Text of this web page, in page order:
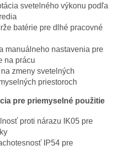
svetelného výkonu podľa
batérie pre dlhé pracovné
manuálneho nastavenia pre
na prácu
zmeny svetelných
priestoroch
pre priemyselné použitie
proti nárazu IK05 pre
IP54 pre